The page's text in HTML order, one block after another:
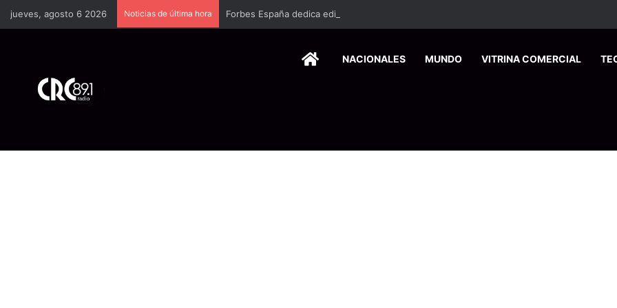
jueves, agosto 6 2026 Noticias de última hora Forbes España dedica edición especial a Costa Rica para promover el turismo europeo
HOMENACIONALES MUNDO VITRINA COMERCIAL